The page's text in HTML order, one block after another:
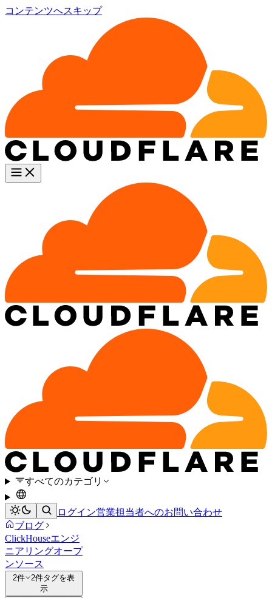
コンテンツへスキップ
すべてのカテゴリ
ログイン営業担当者へのお問い合わせ
ブログ
ClickHouseエンジ
ニアリングオープ
ンソース
2件
2件タグを表
示